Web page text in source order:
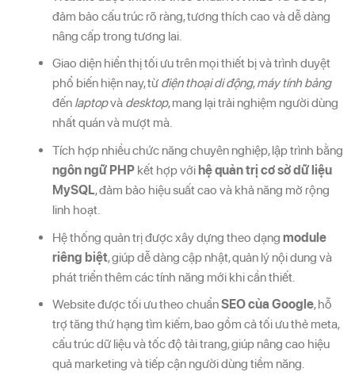
đảm bảo cấu trúc rõ ràng, tương thích cao và dễ dàng
nâng cấp trong tương lai.
Giao diện hiển thị tối ưu trên mọi thiết bị và trình duyệt
phổ biến hiện nay, từ điện thoại di động,máy tính bảng
đến laptopvà desktop, mang lại trải nghiệm người dùng
nhất quán và mượt mà.
Tích hợp nhiều chức năng chuyên nghiệp, lập trình bằng
ngôn ngữ PHPkết hợp vớihệ quản trị cơ sở dữ liệu
MySQL, đảm bảo hiệu suất cao và khả năng mở rộng
linh hoạt.
Hệ thống quản trị được xây dựng theo dạng module
riêng biệt, giúp dễ dàng cập nhật, quản lý nội dung và
phát triển thêm các tính năng mới khi cần thiết.
Website được tối ưu theo chuẩnSEO của Google, hỗ
trợ tăng thứ hạng tìm kiếm, bao gồm cả tối ưu thẻ meta,
cấu trúc dữ liệu và tốc độ tải trang, giúp nâng cao hiệu
quả marketing và tiếp cận người dùng tiềm năng.